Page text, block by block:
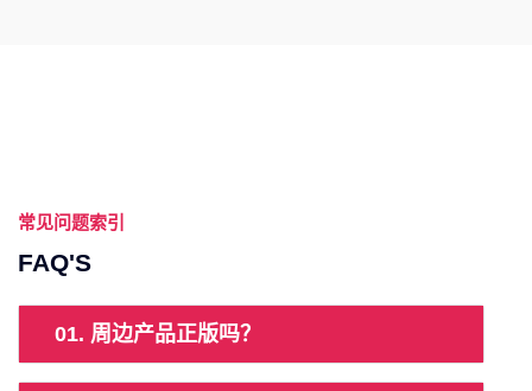
常见问题索引
FAQ'S
01. 周边产品正版吗？